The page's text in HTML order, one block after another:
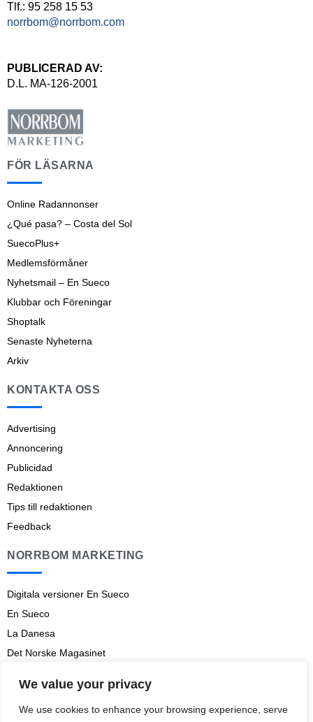
We value your privacy
We use cookies to enhance your browsing experience, serve
Tlf.: 95 258 15 53
norrbom@norrbom.com
PUBLICERAD AV:
D.L. MA-126-2001
FÖR LÄSARNA
Online Radannonser
¿Qué pasa? – Costa del Sol
SuecoPlus+
Medlemsförmåner
Nyhetsmail – En Sueco
Klubbar och Föreningar
Shoptalk
Senaste Nyheterna
Arkiv
KONTAKTA OSS
Advertising
Annoncering
Publicidad
Redaktionen
Tips till redaktionen
Feedback
NORRBOM MARKETING
Digitala versioner En Sueco
En Sueco
La Danesa
Det Norske Magasinet
Aviso legal
Prenumerationsvillkor